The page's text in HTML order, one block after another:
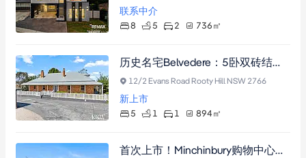
联系中介
8 5 2 736 ㎡
历史名宅Belvedere：5卧双砖结构，挑高天花板，现代厨房与卫浴，近Eastern Creek Quarter购物中心与Rooty Hill火车站
12/2 Evans Road Rooty Hill NSW 2766
新上市
5 1 1 894 ㎡
首次上市！Minchinbury购物中心前排黄金地段三居室住宅，带双车位门禁车棚及580平方米地块，周租收益约750澳元。